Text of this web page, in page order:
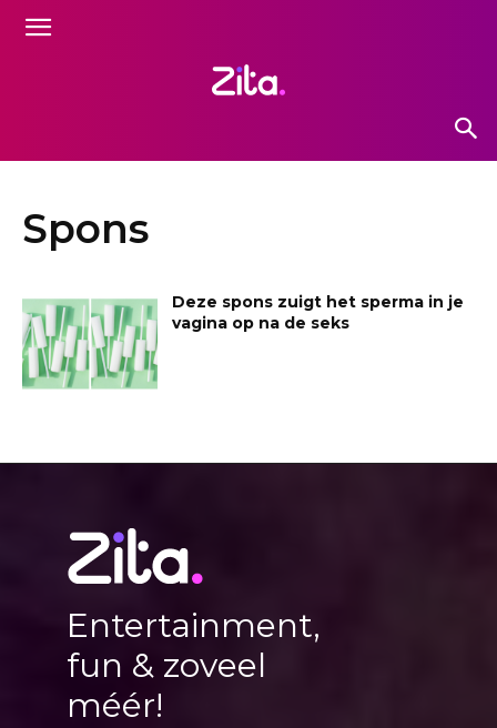
Spons
Deze spons zuigt het sperma in je
vagina op na de seks
Entertainment,
fun & zoveel
méér!